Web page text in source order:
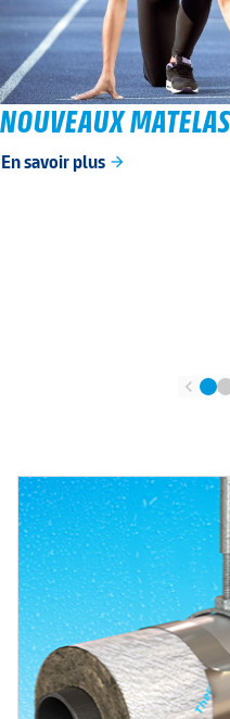
NOUVEAUX
En savoir plus arrow_forward
chevron_left